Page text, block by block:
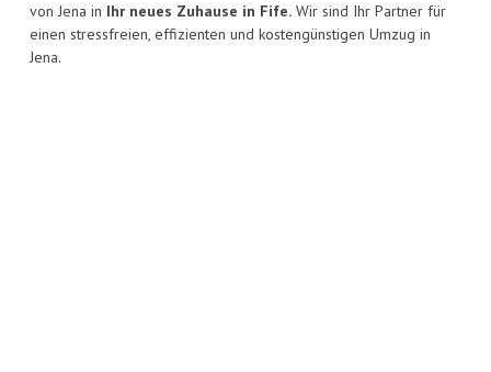
von Jena in Ihr neues Zuhause in Fife. Wir sind Ihr Partner für
einen stressfreien, effizienten und kostengünstigen Umzug in
Jena.